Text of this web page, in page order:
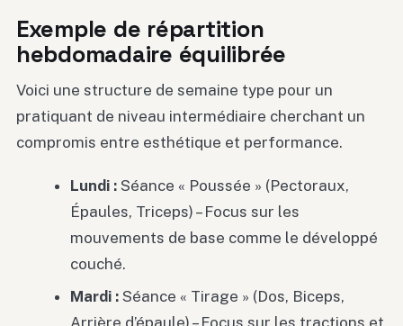
Exemple de répartition
hebdomadaire équilibrée
Voici une structure de semaine type pour un
pratiquant de niveau intermédiaire cherchant un
compromis entre esthétique et performance.
Lundi : Séance « Poussée » (Pectoraux,
Épaules, Triceps) – Focus sur les
mouvements de base comme le développé
couché.
Mardi : Séance « Tirage » (Dos, Biceps,
Arrière d’épaule) – Focus sur les tractions et